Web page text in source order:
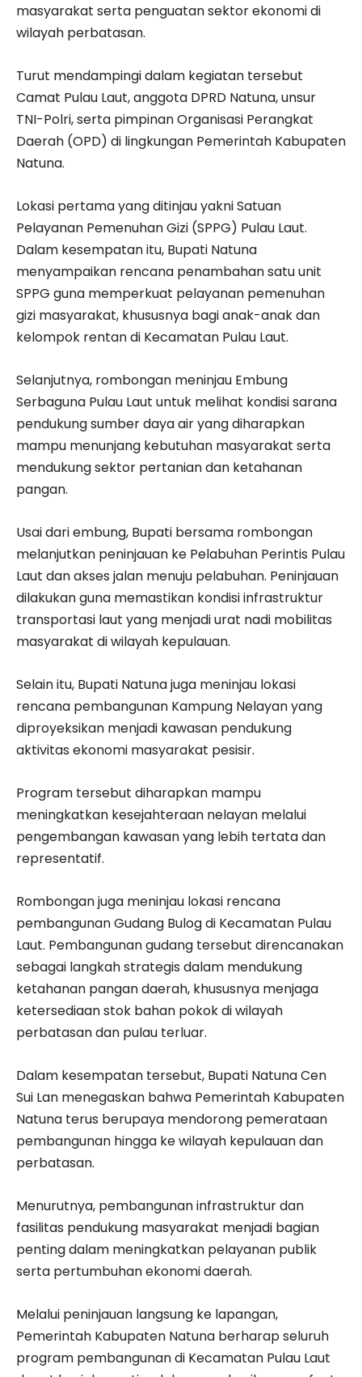
masyarakat serta penguatan sektor ekonomi di
wilayah perbatasan.
Turut mendampingi dalam kegiatan tersebut
Camat Pulau Laut, anggota DPRD Natuna, unsur
TNI-Polri, serta pimpinan Organisasi Perangkat
Daerah (OPD) di lingkungan Pemerintah Kabupaten
Natuna.
Lokasi pertama yang ditinjau yakni Satuan
Pelayanan Pemenuhan Gizi (SPPG) Pulau Laut.
Dalam kesempatan itu, Bupati Natuna
menyampaikan rencana penambahan satu unit
SPPG guna memperkuat pelayanan pemenuhan
gizi masyarakat, khususnya bagi anak-anak dan
kelompok rentan di Kecamatan Pulau Laut.
Selanjutnya, rombongan meninjau Embung
Serbaguna Pulau Laut untuk melihat kondisi sarana
pendukung sumber daya air yang diharapkan
mampu menunjang kebutuhan masyarakat serta
mendukung sektor pertanian dan ketahanan
pangan.
Usai dari embung, Bupati bersama rombongan
melanjutkan peninjauan ke Pelabuhan Perintis Pulau
Laut dan akses jalan menuju pelabuhan. Peninjauan
dilakukan guna memastikan kondisi infrastruktur
transportasi laut yang menjadi urat nadi mobilitas
masyarakat di wilayah kepulauan.
Selain itu, Bupati Natuna juga meninjau lokasi
rencana pembangunan Kampung Nelayan yang
diproyeksikan menjadi kawasan pendukung
aktivitas ekonomi masyarakat pesisir.
Program tersebut diharapkan mampu
meningkatkan kesejahteraan nelayan melalui
pengembangan kawasan yang lebih tertata dan
representatif.
Rombongan juga meninjau lokasi rencana
pembangunan Gudang Bulog di Kecamatan Pulau
Laut. Pembangunan gudang tersebut direncanakan
sebagai langkah strategis dalam mendukung
ketahanan pangan daerah, khususnya menjaga
ketersediaan stok bahan pokok di wilayah
perbatasan dan pulau terluar.
Dalam kesempatan tersebut, Bupati Natuna Cen
Sui Lan menegaskan bahwa Pemerintah Kabupaten
Natuna terus berupaya mendorong pemerataan
pembangunan hingga ke wilayah kepulauan dan
perbatasan.
Menurutnya, pembangunan infrastruktur dan
fasilitas pendukung masyarakat menjadi bagian
penting dalam meningkatkan pelayanan publik
serta pertumbuhan ekonomi daerah.
Melalui peninjauan langsung ke lapangan,
Pemerintah Kabupaten Natuna berharap seluruh
program pembangunan di Kecamatan Pulau Laut